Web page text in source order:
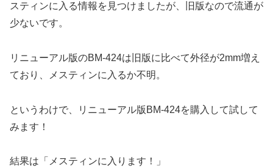
スティンに入る情報を見つけましたが、旧版なので流通が
少ないです。
リニューアル版のBM-424は旧版に比べて外径が2mm増え
ており、メスティンに入るか不明。
というわけで、リニューアル版BM-424を購入して試して
みます！
結果は「メスティンに入ります！」